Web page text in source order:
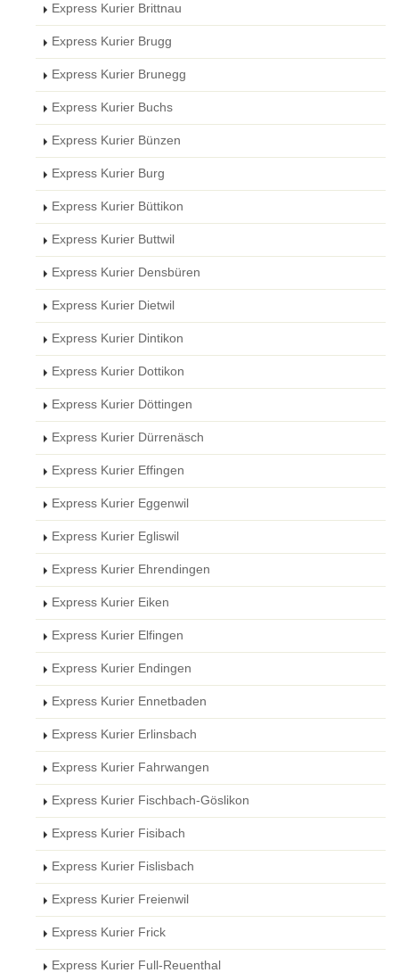
Express Kurier Brittnau
Express Kurier Brugg
Express Kurier Brunegg
Express Kurier Buchs
Express Kurier Bünzen
Express Kurier Burg
Express Kurier Büttikon
Express Kurier Buttwil
Express Kurier Densbüren
Express Kurier Dietwil
Express Kurier Dintikon
Express Kurier Dottikon
Express Kurier Döttingen
Express Kurier Dürrenäsch
Express Kurier Effingen
Express Kurier Eggenwil
Express Kurier Egliswil
Express Kurier Ehrendingen
Express Kurier Eiken
Express Kurier Elfingen
Express Kurier Endingen
Express Kurier Ennetbaden
Express Kurier Erlinsbach
Express Kurier Fahrwangen
Express Kurier Fischbach-Göslikon
Express Kurier Fisibach
Express Kurier Fislisbach
Express Kurier Freienwil
Express Kurier Frick
Express Kurier Full-Reuenthal